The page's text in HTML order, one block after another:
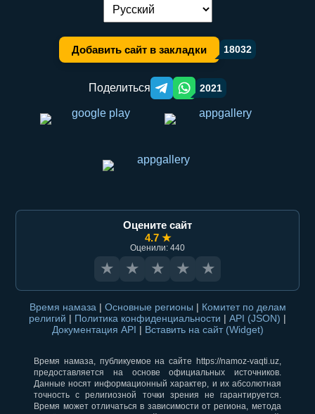
Переключение языка:
Добавить сайт в закладки 18032
Поделиться Telegram orqali ulashish
WhatsApp orqali ulashish
2021
Оцените сайт
4.7 ★
Оценили: 440
★ ★ ★ ★ ★
Время намаза | Основные регионы | Комитет по делам
религий | Политика конфиденциальности | API (JSON) |
Документация API | Вставить на сайт (Widget)
Время намаза, публикуемое на сайте https://namoz-vaqti.uz,
предоставляется на основе официальных источников.
Данные носят информационный характер, и их абсолютная
точность с религиозной точки зрения не гарантируется.
Время может отличаться в зависимости от региона, метода